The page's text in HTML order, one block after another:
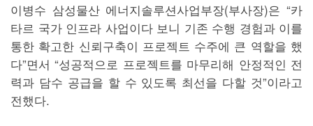
이병수 삼성물산 에너지솔루션사업부장(부사장)은 “카
타르 국가 인프라 사업이다 보니 기존 수행 경험과 이를
통한 확고한 신뢰구축이 프로젝트 수주에 큰 역할을 했
다”면서 “성공적으로 프로젝트를 마무리해 안정적인 전
력과 담수 공급을 할 수 있도록 최선을 다할 것”이라고
전했다.